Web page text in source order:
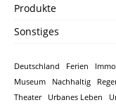
Produkte
Sonstiges
Deutschland Ferien
Museum
Nachhaltig
Theater
Urbanes Leben